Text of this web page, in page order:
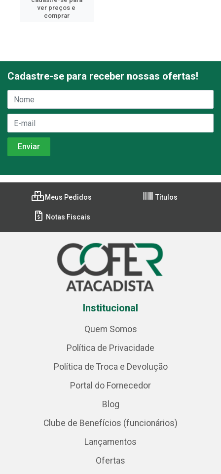
ver preços e
comprar
Cadastre-se para receber nossas ofertas!
Meus Pedidos Títulos
Notas Fiscais
Institucional
Quem Somos
Política de Privacidade
Política de Troca e Devolução
Portal do Fornecedor
Blog
Clube de Benefícios (funcionários)
Lançamentos
Ofertas